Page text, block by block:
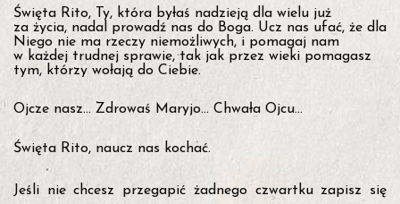
Święta Rito, Ty, która byłaś nadzieją dla wielu już
za życia, nadal prowadź nas do Boga. Ucz nas ufać, że dla
Niego nie ma rzeczy niemożliwych, i pomagaj nam
w każdej trudnej sprawie, tak jak przez wieki pomagasz
tym, którzy wołają do Ciebie.
Ojcze nasz… Zdrowaś Maryjo… Chwała Ojcu…
Święta Rito, naucz nas kochać.
Jeśli nie chcesz przegapić żadnego czwartku zapisz się